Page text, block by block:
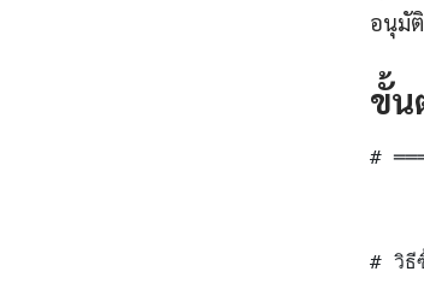
อนุมั
ขั้น
#
# วิธี